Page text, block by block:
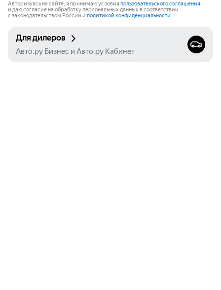
Авторизуясь на сайте, я принимаю условия пользовательского соглашения
и даю согласие на обработку персональных данных в соответствии
с законодательством России и политикой конфиденциальности.
Для дилеров
Авто.ру Бизнес и Авто.ру Кабинет